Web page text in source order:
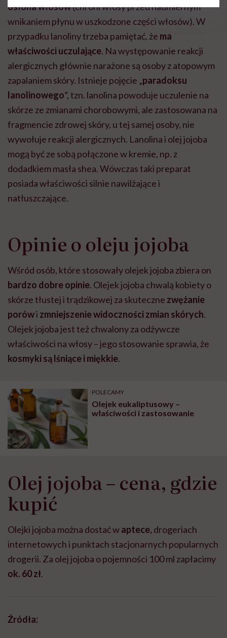
osłona włosów(chroni włosy przed nadmiernym
wnikaniem płynu w uszkodzone części włosów). W
przypadku lanoliny trzeba pamiętać, że ma
właściwości uczulające. Na występowanie reakcji
alergicznych głównie narażone są osoby z atopowym
zapalaniem skóry. Istnieje pojęcie „paradoksu
lanolinowego”, tzn. lanolina powoduje uczulenie na
skórze ze zmianami chorobowymi, ale zastosowana na
fragmencie zdrowej skóry, u tej samej osoby, nie
wywołuje reakcji alergicznych. Lanolina i olej jojoba
mogą być ze sobą połączone w kremie, np. z
dodadkiem masła shea. Wówczas taki preparat
posiada właściwości silnie nawilżające i
natłuszczające.
Opinie o oleju jojoba
Wśród osób, które stosowały olejek jojoba zbiera on
bardzo dobre opinie. Olejek jojoba chwalą kobiety o
skórze tłustej i trądzikowej za skuteczne zwężanie
porówi zmniejszenie widoczności zmian skórych.
Olejek jojoba jest też chwalony za odżywcze
właściwości na włosy – jego stosowanie sprawia, że
kosmyki są lśniące i miękkie.
POLECAMY
Olejek eukaliptusowy –
właściwości i zastosowanie
Olej jojoba – cena, gdzie
kupić
Olejki jojoba można dostać waptece, drogeriach
internetowych i punktach stacjonarnych popularnych
drogerii. Za olej jojoba o pojemności 100 ml zapłacimy
ok. 60 zł.
Źródła: